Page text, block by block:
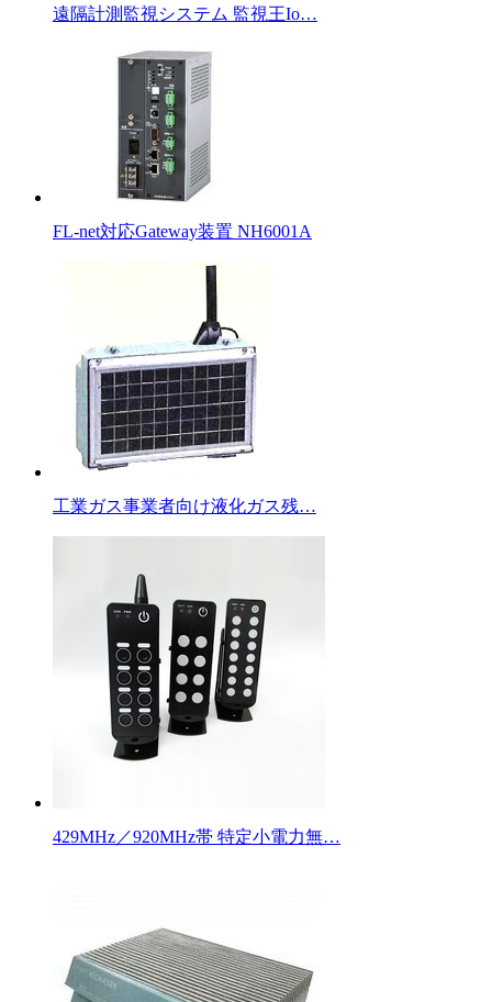
遠隔計測監視システム 監視王Io…
FL-net対応Gateway装置 NH6001A
工業ガス事業者向け液化ガス残…
429MHz／920MHz帯 特定小電力無…